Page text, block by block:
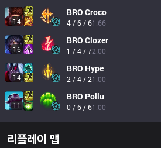
14
BRO Croco
4 / 6 / 61.66
16
BRO Clozer
1 / 4 / 72.00
14
BRO Hype
2 / 4 / 21.00
11
BRO Pollu
0 / 6 / 61.00
리플레이 맵